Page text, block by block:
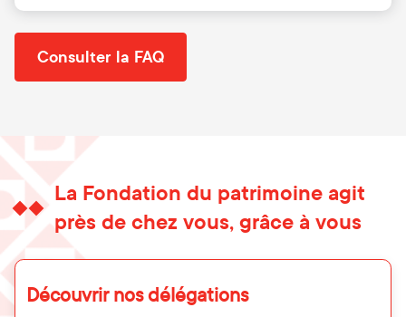
Consulter la FAQ
La Fondation du patrimoine agit
près de chez vous, grâce à vous
Découvrir nos délégations